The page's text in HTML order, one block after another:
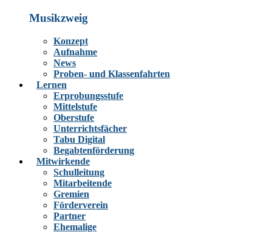
Musikzweig
Konzept
Aufnahme
News
Proben- und Klassenfahrten
Lernen
Erprobungsstufe
Mittelstufe
Oberstufe
Unterrichtsfächer
Tabu Digital
Begabtenförderung
Mitwirkende
Schulleitung
Mitarbeitende
Gremien
Förderverein
Partner
Ehemalige